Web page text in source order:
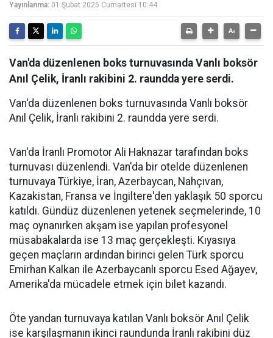
Yayınlanma: 01 Şubat 2025 Cumartesi 10:44
Van'da düzenlenen boks turnuvasında Vanlı boksör
Anıl Çelik, İranlı rakibini 2. raundda yere serdi.
Van'da düzenlenen boks turnuvasında Vanlı boksör
Anıl Çelik, İranlı rakibini 2. raundda yere serdi.
Van'da İranlı Promotor Ali Haknazar tarafından boks
turnuvası düzenlendi. Van'da bir otelde düzenlenen
turnuvaya Türkiye, İran, Azerbaycan, Nahçıvan,
Kazakistan, Fransa ve İngiltere'den yaklaşık 50 sporcu
katıldı. Gündüz düzenlenen yetenek seçmelerinde, 10
maç oynanırken akşam ise yapılan profesyonel
müsabakalarda ise 13 maç gerçekleşti. Kıyasıya
geçen maçların ardından birinci gelen Türk sporcu
Emirhan Kalkan ile Azerbaycanlı sporcu Esed Ağayev,
Amerika'da mücadele etmek için bilet kazandı.
Öte yandan turnuvaya katılan Vanlı boksör Anıl Çelik
ise karşılaşmanın ikinci raundunda İranlı rakibini düz